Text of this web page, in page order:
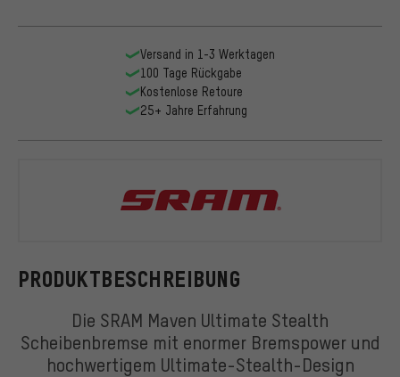
PRODUKTBESCHREIBUNG
Die SRAM Maven Ultimate Stealth
Scheibenbremse mit enormer Bremspower und
hochwertigem Ultimate-Stealth-Design
Versand in 1-3 Werktagen
100 Tage Rückgabe
Kostenlose Retoure
25+ Jahre Erfahrung
SRAM